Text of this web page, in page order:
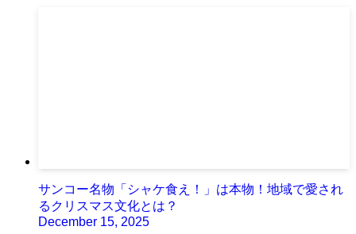
サンコー名物「シャケ食え！」は本物！地域で愛され
るクリスマス文化とは？
December 15, 2025